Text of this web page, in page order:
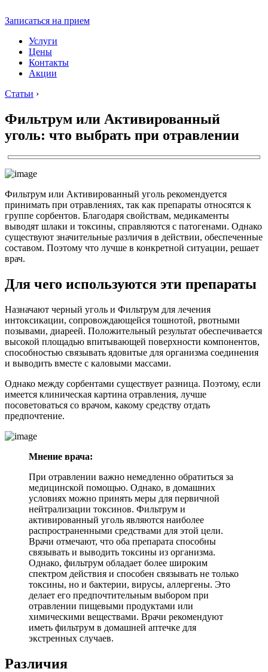
Записаться на прием
Услуги
Цены
Контакты
Акции
Статьи ›
Фильтрум или Активированный
уголь: что выбрать при отравлении
Фильтрум или Активированный уголь рекомендуется
принимать при отравлениях, так как препараты относятся к
группе сорбентов. Благодаря свойствам, медикаменты
выводят шлаки и токсины, справляются с патогенами. Однако
существуют значительные различия в действии, обеспеченные
составом. Поэтому что лучше в конкретной ситуации, решает
врач.
Для чего используются эти препараты
Назначают черный уголь и Фильтрум для лечения
интоксикации, сопровождающейся тошнотой, рвотными
позывами, диареей. Положительный результат обеспечивается
высокой площадью впитывающей поверхности компонентов,
способностью связывать ядовитые для организма соединения
и выводить вместе с каловыми массами.
Однако между сорбентами существует разница. Поэтому, если
имеется клиническая картина отравления, лучше
посоветоваться со врачом, какому средству отдать
предпочтение.
Мнение врача:
При отравлении важно немедленно обратиться за
медицинской помощью. Однако, в домашних
условиях можно принять меры для первичной
нейтрализации токсинов. Фильтрум и
активированный уголь являются наиболее
распространенными средствами для этой цели.
Врачи отмечают, что оба препарата способны
связывать и выводить токсины из организма.
Однако, фильтрум обладает более широким
спектром действия и способен связывать не только
токсины, но и бактерии, вирусы, аллергены. Это
делает его предпочтительным выбором при
отравлении пищевыми продуктами или
химическими веществами. Врачи рекомендуют
иметь фильтрум в домашней аптечке для
экстренных случаев.
Различия